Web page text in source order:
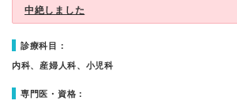
中絶しました
診療科目：
内科、産婦人科、小児科
専門医・資格：